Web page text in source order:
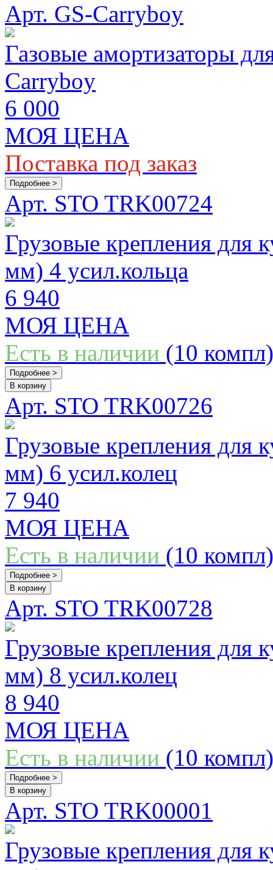
Арт. GS-Carryboy
Газовые амортизаторы
Carryboy
6 000
МОЯ ЦЕНА
Поставка под заказ
Подробнее >
Арт. STO TRK00724
Грузовые крепления для
мм) 4 усил.кольца
6 940
МОЯ ЦЕНА
Есть в наличии (10 компл)
Подробнее >
В корзину
Арт. STO TRK00726
Грузовые крепления для
мм) 6 усил.колец
7 940
МОЯ ЦЕНА
Есть в наличии (10 компл)
Подробнее >
В корзину
Арт. STO TRK00728
Грузовые крепления для
мм) 8 усил.колец
8 940
МОЯ ЦЕНА
Есть в наличии (10 компл)
Подробнее >
В корзину
Арт. STO TRK00001
Грузовые крепления для